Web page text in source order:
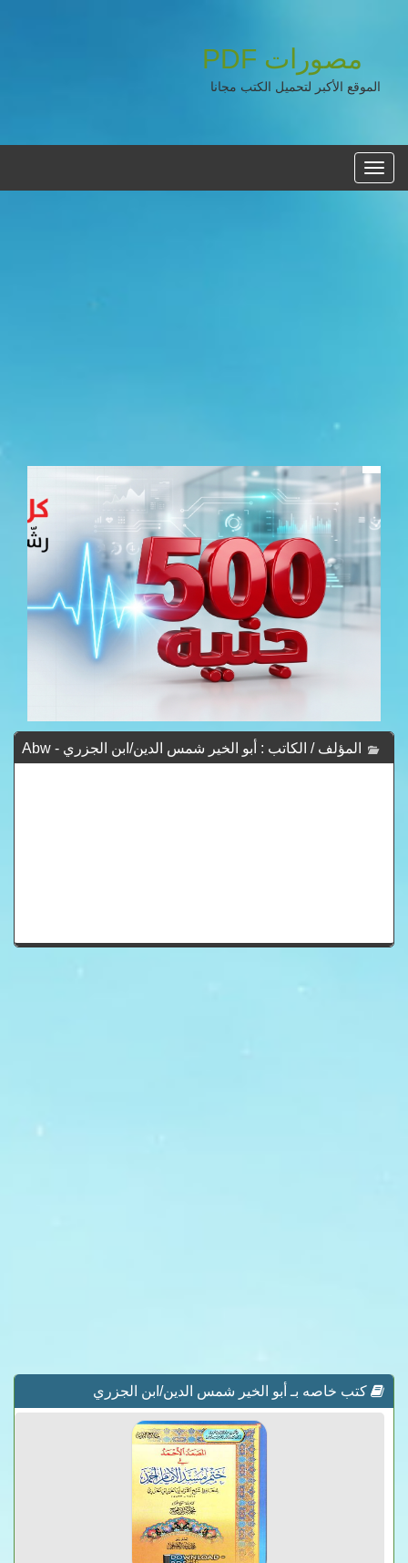
مصورات PDF
الموقع الأكبر لتحميل الكتب مجانا
القائمه
الرئيسية
المؤلف / الكاتب : أبو الخير شمس الدين/ابن الجزري - Abw
كتب خاصه بـ أبو الخير شمس الدين/ابن الجزري